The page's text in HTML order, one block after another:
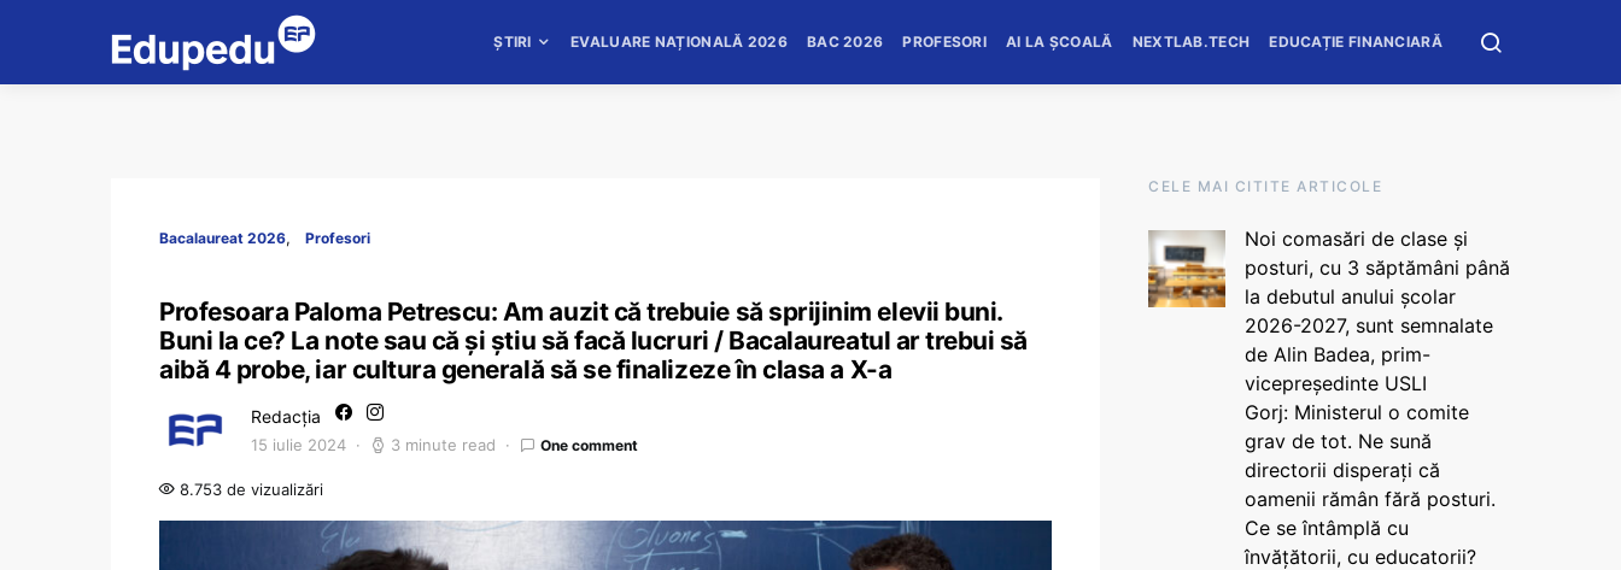
ȘTIRI EVALUARE NAȚIONALĂ 2026 BAC 2026 PROFESORI AI LA ȘCOALĂ NEXTLAB.TECH EDUCAȚIE FINANCIARĂ
Bacalaureat 2026 Profesori
Profesoara Paloma Petrescu: Am auzit că trebuie să sprijinim elevii buni.
Buni la ce? La note sau că și știu să facă lucruri / Bacalaureatul ar trebui să
aibă 4 probe, iar cultura generală să se finalizeze în clasa a X-a
Redacția
15 iulie 2024 3 minute read One comment
8.753 de vizualizări
CELE MAI CITITE ARTICOLE
Noi comasări de clase și
posturi, cu 3 săptămâni până
la debutul anului școlar
2026-2027, sunt semnalate
de Alin Badea, prim-
vicepreședinte USLI
Gorj: Ministerul o comite
grav de tot. Ne sună
directorii disperați că
oamenii rămân fără posturi.
Ce se întâmplă cu
învățătorii, cu educatorii?